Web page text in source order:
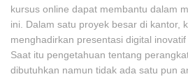
kursus online dapat membantu dalam
ini. Dalam satu proyek besar di kantor,
menghadirkan presentasi digital
Saat itu pengetahuan tentang
dibutuhkan namun tidak ada satu pun